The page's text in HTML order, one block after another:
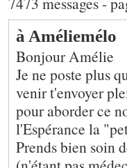
à Améliemélo
Bonjour Amélie
Je ne poste plus
venir t'envoyer
pour aborder ce
l'Espérance la
Prends bien soin